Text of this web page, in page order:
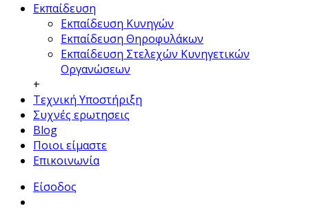
Εκπαίδευση
Εκπαίδευση Κυνηγών
Εκπαίδευση Θηροφυλάκων
Εκπαίδευση Στελεχών Κυνηγετικών
Οργανώσεων
+
Τεχνική Υποστήριξη
Συχνές ερωτησεις
Blog
Ποιοι είμαστε
Επικοινωνία
Είσοδος